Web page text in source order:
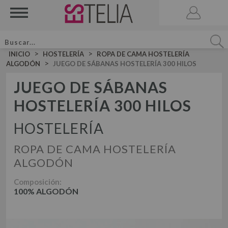
ACCESORIOS
VELA AROMATICA
JUEGO DE SÁBANAS
JUEGOS DE SÁBANAS LISAS ALGODÓN
JUEGOS DE SÁBANAS LISAS 50-50
JUEGOS DE SÁBANAS ESTAMPADAS
JUEGO DE FUNDA NÓRDICA
JUEGOS DE FUNDA NÓRDICA LISOS ALGODÓN
JUEGOS DE FUNDA NÓRDICA LISOS 50-50
INICIO > HOSTELERÍA >
ROPA DE CAMA HOSTELERÍA
ALGODÓN
> JUEGO DE SÁBANAS HOSTELERÍA 300 HILOS
JUEGO DE SÁBANAS
HOSTELERÍA 300 HILOS
HOSTELERÍA
ROPA DE CAMA HOSTELERÍA
ALGODÓN
Composición:
100% ALGODÓN